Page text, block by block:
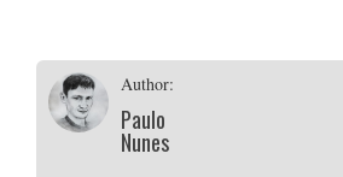
Author:
Paulo
Nunes